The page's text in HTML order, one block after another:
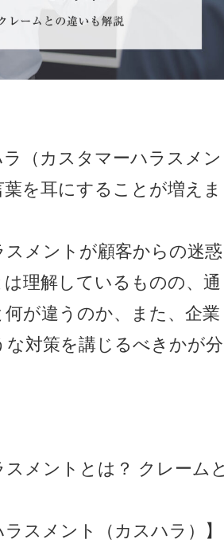
（カスタマーハラスメン
葉を耳にすることが増えま
スメントが顧客からの迷惑
理解しているものの、通
が違うのか、また、企業
な対策を講じるべきかが分
スメントとは？ クレーム
ラスメント（カスハラ）】